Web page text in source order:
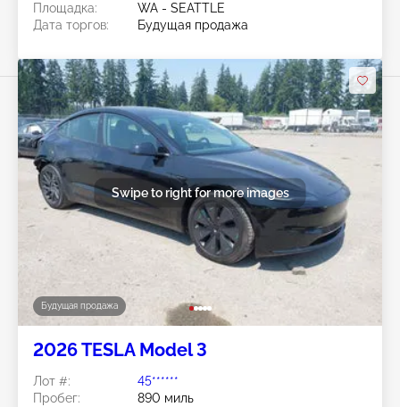
Площадка:
WA - SEATTLE
Дата торгов:
Будущая продажа
Будущая продажа
Swipe to right for more images
2026 TESLA Model 3
Лот #:
45******
Пробег:
890 миль